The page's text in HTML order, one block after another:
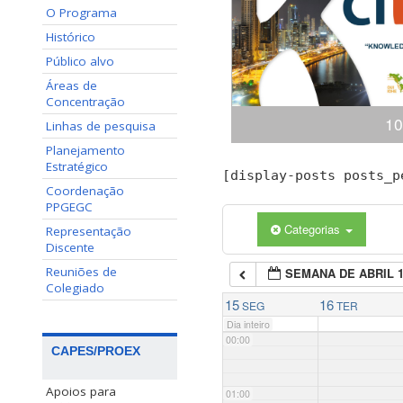
O Programa
Histórico
Público alvo
Áreas de
Concentração
Linhas de pesquisa
Planejamento
Estratégico
Coordenação
PPGEGC
Representação
Discente
Reuniões de
Colegiado
CAPES/PROEX
Apoios para
Congresso Internacional
(ciKi) A 10ª edição do
Conhecimento e
dias 19 e 20 de
Conhecimento,
[display-posts
Categorias
SEMANA DE ABRIL
15 SEG 16 TER
Dia inteiro
00:00
01:00